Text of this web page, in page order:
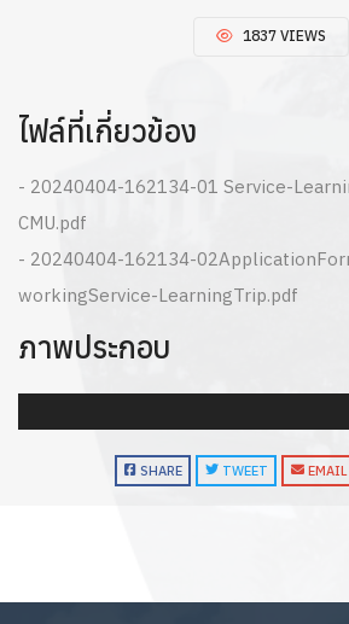
1837 VIEWS
ไฟล์ที่เกี่ยวข้อง
- 20240404-162134-01 Service-
CMU.pdf
- 20240404-162134-
workingService-LearningTrip.pdf
ภาพประกอบ
SHARE TWEET EMAIL